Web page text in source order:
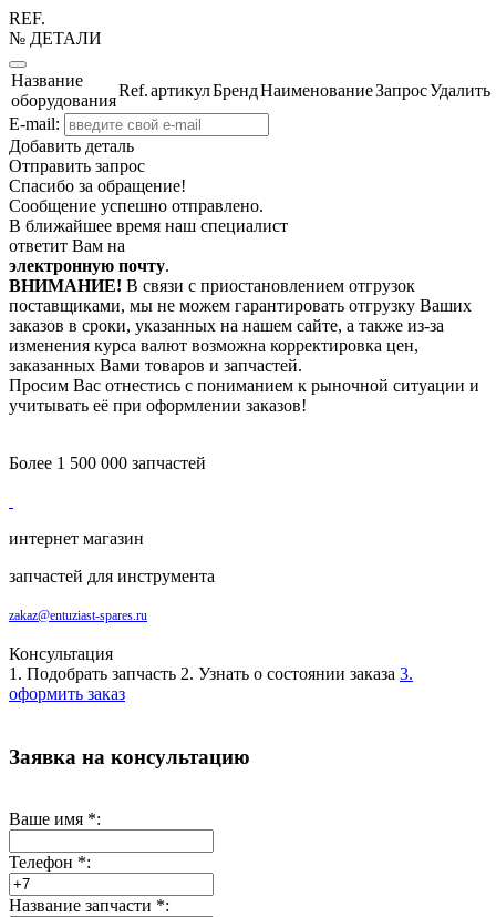
REF.
№ ДЕТАЛИ
Название
оборудования
Ref.артикулБрендНаименованиеЗапросУдалить
E-mail:
Добавить деталь
Отправить запрос
Спасибо за обращение!
Сообщение успешно отправлено.
В ближайшее время наш специалист
ответит Вам на
электронную почту.
ВНИМАНИЕ! В связи с приостановлением отгрузок
поставщиками, мы не можем гарантировать отгрузку Ваших
заказов в сроки, указанных на нашем сайте, а также из-за
изменения курса валют возможна корректировка цен,
заказанных Вами товаров и запчастей.
Просим Вас отнестись с пониманием к рыночной ситуации и
учитывать её при оформлении заказов!
Более 1 500 000 запчастей
интернет магазин
запчастей для инструмента
zakaz@entuziast-spares.ru
Консультация
1. Подобрать запчасть 2. Узнать о состоянии заказа 3.
оформить заказ
Заявка на консультацию
Ваше имя *:
Телефон *:
Название запчасти *: